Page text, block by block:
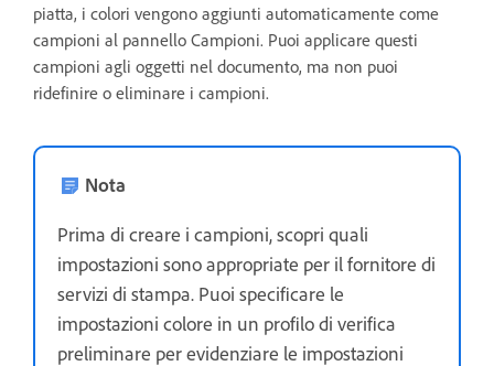
piatta, i colori vengono aggiunti automaticamente come
campioni al pannello Campioni. Puoi applicare questi
campioni agli oggetti nel documento, ma non puoi
ridefinire o eliminare i campioni.
Nota
Prima di creare i campioni, scopri quali
impostazioni sono appropriate per il fornitore di
servizi di stampa. Puoi specificare le
impostazioni colore in un profilo di verifica
preliminare per evidenziare le impostazioni